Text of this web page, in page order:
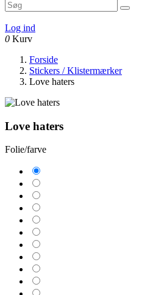
Log ind
0 Kurv
Forside
Stickers / Klistermærker
Love haters
Love haters
Folie/farve